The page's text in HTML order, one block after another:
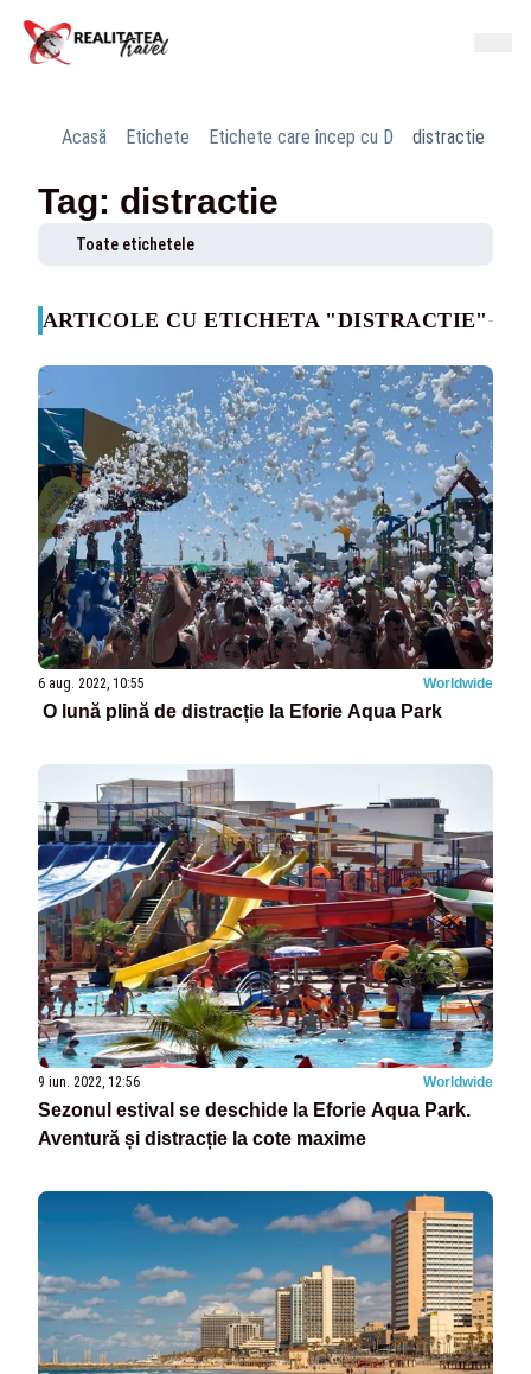
Acasă Etichete Etichete care încep cu D distractie
Tag: distractie
Toate etichetele
ARTICOLE CU ETICHETA "DISTRACTIE"
6 aug. 2022, 10:55 Worldwide
O lună plină de distracție la Eforie Aqua Park
9 iun. 2022, 12:56 Worldwide
Sezonul estival se deschide la Eforie Aqua Park.
Aventură și distracție la cote maxime